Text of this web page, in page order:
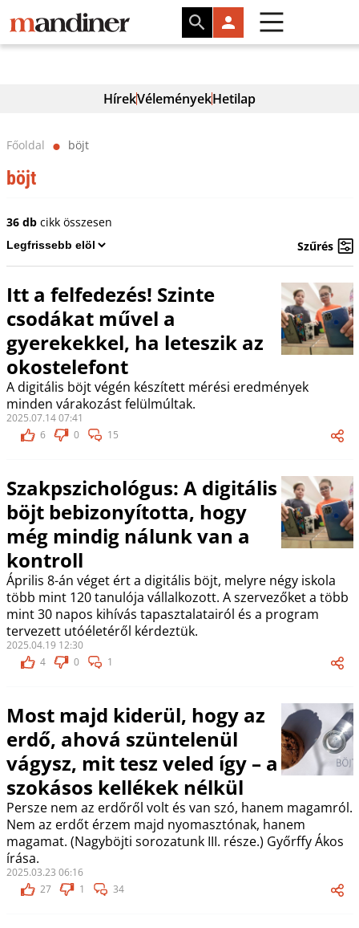
HírekVéleményekHetilap
Főoldal ⬤ böjt
böjt
36 dbcikk összesen
Szűrés
Itt a felfedezés! Szinte
csodákat művel a
gyerekekkel, ha leteszik az
okostelefont
A digitális böjt végén készített mérési eredmények
minden várakozást felülmúltak.
2025.07.14 07:41
6
0 15
Szakpszichológus: A digitális
böjt bebizonyította, hogy
még mindig nálunk van a
kontroll
Április 8-án véget ért a digitális böjt, melyre négy iskola
több mint 120 tanulója vállalkozott. A szervezőket a több
mint 30 napos kihívás tapasztalatairól és a program
tervezett utóéletéről kérdeztük.
2025.04.19 12:30
4
0 1
Most majd kiderül, hogy az
erdő, ahová szüntelenül
vágysz, mit tesz veled így – a
szokásos kellékek nélkül
Persze nem az erdőről volt és van szó, hanem magamról.
Nem az erdőt érzem majd nyomasztónak, hanem
magamat. (Nagyböjti sorozatunk III. része.) Győrffy Ákos
írása.
2025.03.23 06:16
27
1 34